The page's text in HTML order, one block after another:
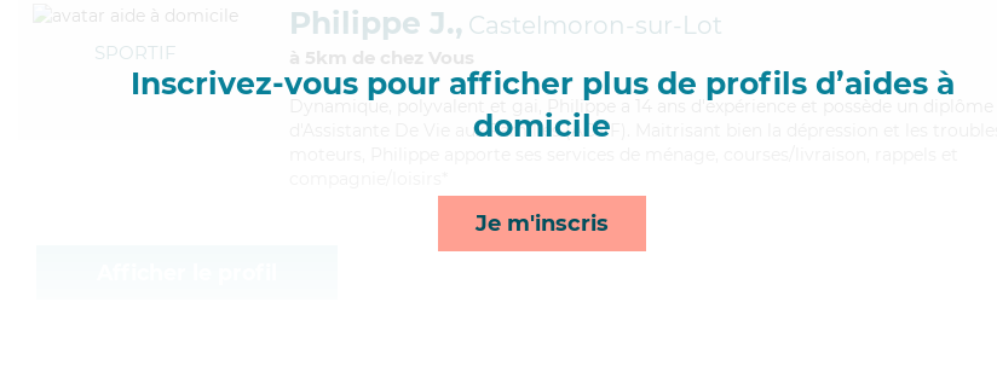
Inscrivez-vous pour afficher plus de profils d’aides à
domicile
Je m'inscris
SPORTIF
Philippe J., Castelmoron-sur-Lot
à 5km de chez Vous
Dynamique
, polyvalent et gai, Philippe a 14 ans d'expérience et possède un diplôme
d'Assistante De Vie aux Familles (ADVF). Maitrisant bien la dépression et les troubles